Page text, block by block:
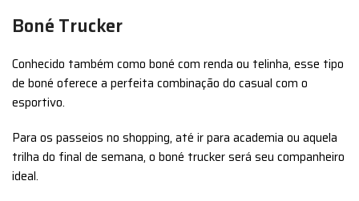
Boné Trucker
Conhecido também como boné com renda ou telinha, esse tipo
de boné oferece a perfeita combinação do casual com o
esportivo.
Para os passeios no shopping, até ir para academia ou aquela
trilha do final de semana, o boné trucker será seu companheiro
ideal.